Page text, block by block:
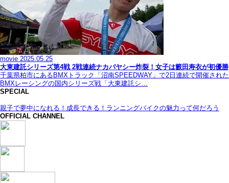
movie 2025.05.25
大東建託シリーズ第4戦 2戦連続ナカバヤシー炸裂！女子は籔田寿衣が初優勝
千葉県柏市にあるBMXトラック「沼南SPEEDWAY」で2日連続で開催された
BMXレーシングの国内シリーズ戦「大東建託シ…
SPECIAL
親子で夢中になれる！成長できる！ランニングバイクの魅力って何だろう
OFFICIAL CHANNEL